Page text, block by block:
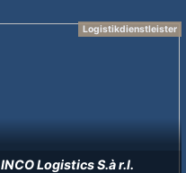
Logistikdienstleister
INCO Logistics S.à r.l.